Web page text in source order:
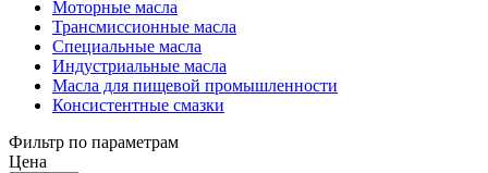
Моторные масла
Трансмиссионные масла
Специальные масла
Индустриальные масла
Масла для пищевой промышленности
Консистентные смазки
Фильтр по параметрам
Цена